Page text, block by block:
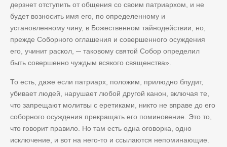
дерзнет отступить от общения со своим патриархом, и не
будет возносить имя его, по определенному и
установленному чину, в Божественном тайнодействии, но,
прежде Соборного оглашения и совершенного осуждения
его, учинит раскол, ─ таковому святой Собор определил
быть совершенно чуждым всякого священства».
То есть, даже если патриарх, положим, прилюдно блудит,
убивает людей, нарушает любой другой канон, включая те,
что запрещают молитвы с еретиками, никто не вправе до его
соборного осуждения прекращать его поминовение. Это то,
что говорит правило. Но там есть одна оговорка, одно
исключение, и вот на него-то и ссылаются непоминающие.